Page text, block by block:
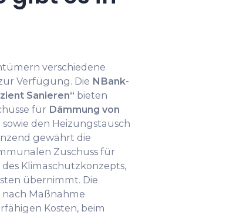
verschiedene
Verfügung. Die NBank-
Sanieren“ bieten
für Dämmung von
sowie den Heizungstausch
gewährt die
Zuschuss für
Klimaschutzkonzepts,
übernimmt. Die
nach Maßnahme
Kosten, beim